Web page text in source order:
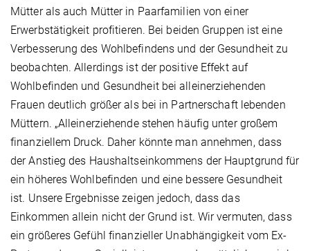
Mütter als auch Mütter in Paarfamilien von einer
Erwerbstätigkeit profitieren. Bei beiden Gruppen ist eine
Verbesserung des Wohlbefindens und der Gesundheit zu
beobachten. Allerdings ist der positive Effekt auf
Wohlbefinden und Gesundheit bei alleinerziehenden
Frauen deutlich größer als bei in Partnerschaft lebenden
Müttern. „Alleinerziehende stehen häufig unter großem
finanziellem Druck. Daher könnte man annehmen, dass
der Anstieg des Haushaltseinkommens der Hauptgrund für
ein höheres Wohlbefinden und eine bessere Gesundheit
ist. Unsere Ergebnisse zeigen jedoch, dass das
Einkommen allein nicht der Grund ist. Wir vermuten, dass
ein größeres Gefühl finanzieller Unabhängigkeit vom Ex-